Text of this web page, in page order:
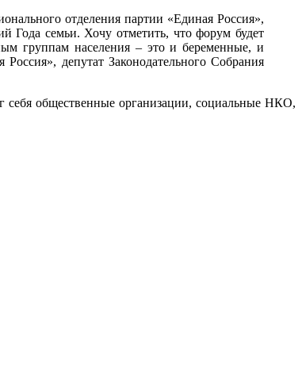
отделения партии «Единая Россия»,
Года семьи. Хочу отметить, что форум будет
группам населения – это и беременные, и
депутат Законодательного Собрания
себя общественные организации, социальные НКО,